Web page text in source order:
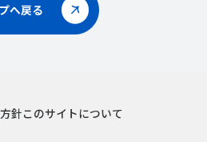
へ戻る
針このサイトについて